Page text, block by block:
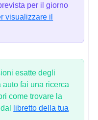
per il giorno
visualizzare il
esatte degli
fai una ricerca
come trovare la
libretto della tua